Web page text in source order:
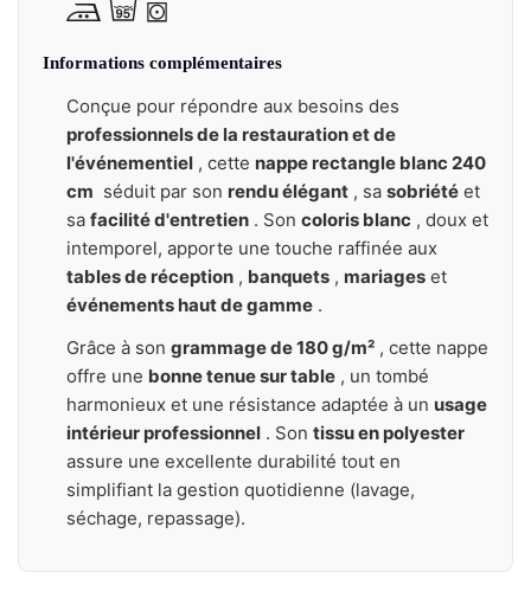
Informations complémentaires
Conçue pour répondre aux besoins des
professionnels de la restauration et de
l'événementiel , cette nappe rectangle blanc 240
cm séduit par son rendu élégant , sa sobriété et
sa facilité d'entretien . Son coloris blanc , doux et
intemporel, apporte une touche raffinée aux
tables de réception , banquets , mariages et
événements haut de gamme .
Grâce à son grammage de 180 g/m² , cette nappe
offre une bonne tenue sur table , un tombé
harmonieux et une résistance adaptée à un usage
intérieur professionnel . Son tissu en polyester
assure une excellente durabilité tout en
simplifiant la gestion quotidienne (lavage,
séchage, repassage).